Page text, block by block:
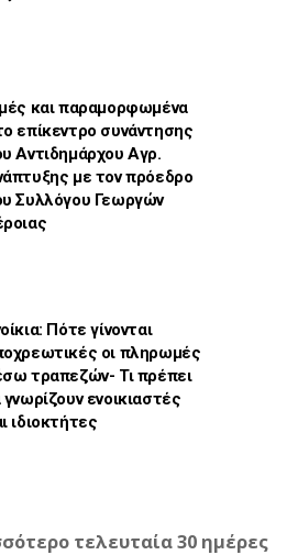
και παραμορφωμένα
επίκεντρο συνάντησης
Αντιδημάρχου Αγρ.
με τον πρόεδρο
Συλλόγου Γεωργών
Πότε γίνονται
οι πληρωμές
τραπεζών- Τι πρέπει
γνωρίζουν ενοικιαστές
ιδιοκτήτες
τελευταία 30 ημέρες